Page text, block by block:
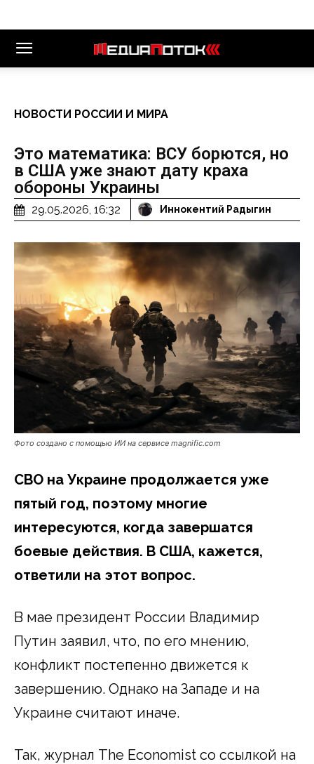
НОВОСТИ РОССИИ И МИРА
Это математика: ВСУ борются, но
в США уже знают дату краха
обороны Украины
29.05.2026, 16:32 Иннокентий Радыгин
Фото создано с помощью ИИ на сервисе magnific.com
СВО на Украине продолжается уже
пятый год, поэтому многие
интересуются, когда завершатся
боевые действия. В США, кажется,
ответили на этот вопрос.
В мае президент России Владимир
Путин заявил, что, по его мнению,
конфликт постепенно движется к
завершению. Однако на Западе и на
Украине считают иначе.
Так, журнал The Economist со ссылкой на